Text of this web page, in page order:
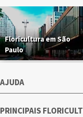
Floricultura em São
Paulo
AJUDA
PRINCIPAIS